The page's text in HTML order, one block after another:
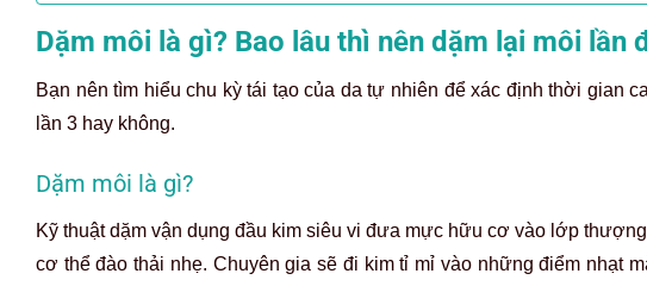
Dặm môi là gì? Bao lâu thì nên dặm lại môi lần
Bạn nên tìm hiểu chu kỳ tái tạo của da tự nhiên để xác định thời gian
lần 3 hay không.
Dặm môi là gì?
Kỹ thuật dặm vận dụng đầu kim siêu vi đưa mực hữu cơ vào lớp
cơ thể đào thải nhẹ. Chuyên gia sẽ đi kim tỉ mỉ vào những điểm nhạt